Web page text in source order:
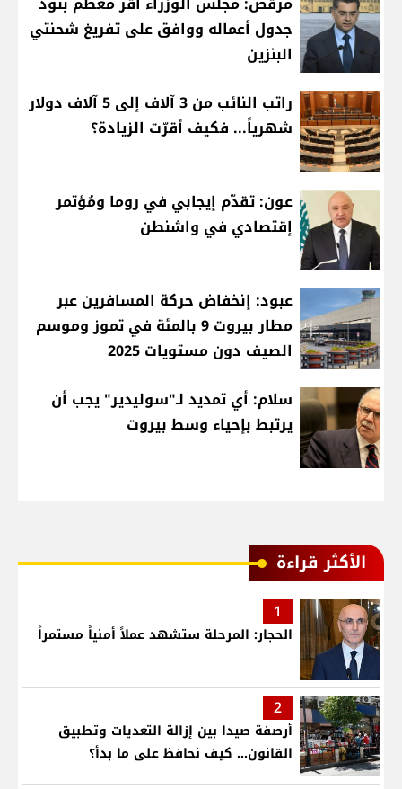
جدول أعماله ووافق على تفريغ شحنتي
البنزين
راتب النائب من 3 آلاف إلى 5 آلاف دولار
شهرياً... فكيف أقرّت الزيادة؟
عون: تقدّم إيجابي في روما ومُؤتمر
إقتصادي في واشنطن
عبود: إنخفاض حركة المسافرين عبر
مطار بيروت 9 بالمئة في تموز وموسم
الصيف دون مستويات 2025
سلام: أي تمديد لـ"سوليدير" يجب أن
يرتبط بإحياء وسط بيروت
الأكثر قراءة
1
الحجار: المرحلة ستشهد عملاً أمنياً مستمراً
2
أرصفة صيدا بين إزالة التعديات وتطبيق
القانون... كيف نحافظ على ما بدأ؟